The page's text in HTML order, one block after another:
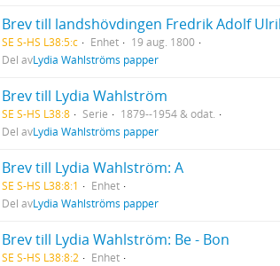
Brev till landshövdingen Fredrik Adolf
SE S-HS L38:5:c Enhet
19 aug. 1800
Del avLydia Wahlströms papper
Brev till Lydia Wahlström
SE S-HS L38:8 Serie
1879--1954 & odat.
Del avLydia Wahlströms papper
Brev till Lydia Wahlström: A
SE S-HS L38:8:1
Enhet
Del avLydia Wahlströms papper
Brev till Lydia Wahlström: Be - Bon
SE S-HS L38:8:2
Enhet